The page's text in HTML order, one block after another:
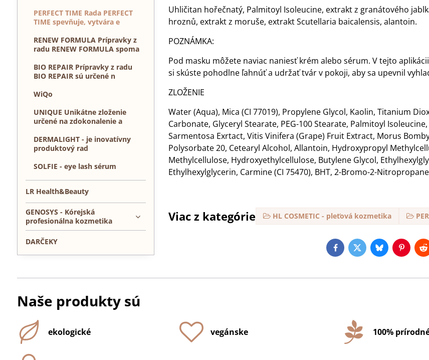
Uhličitan hořečnatý, Palmitoyl Isoleucine, extrakt z granátového
hroznů, extrakt z moruše, extrakt Scutellaria baicalensis, alantoin.
POZNÁMKA:
Pod masku môžete naviac naniesť krém alebo sérum. V tejto
si skúste pohodlne ľahnúť a udržať tvár v pokoji, aby sa upevnil
ZLOŽENIE
Water (Aqua), Mica (CI 77019), Propylene Glycol, Kaolin, Titanium
Carbonate, Glyceryl Stearate, PEG-100 Stearate, Palmitoyl
Sarmentosa Exrtact, Vitis Vinifera (Grape) Fruit Extract, Morus
Polysorbate 20, Cetearyl Alcohol, Allantoin, Hydroxypropyl
Methylcellulose, Hydroxyethylcellulose, Butylene Glycol,
Ethylhexylglycerin, Carmine (CI 75470), BHT, 2-Bromo-2-
Viac z kategórie HL COSMETIC - pleťová kozmetika
FacebookTwitterBluesky
PERFECT TIME Rada PERFECT
TIME spevňuje, vytvára e
RENEW FORMULA Prípravky z
radu RENEW FORMULA spoma
BIO REPAIR Prípravky z radu
BIO REPAIR sú určené n
WiQo
UNIQUE Unikátne zloženie
určené na zdokonalenie a
DERMALIGHT - je inovatívny
produktový rad
SOLFIE - eye lash sérum
LR Health&Beauty
GENOSYS - Kórejská
profesionálna kozmetika
DARČEKY
Naše produkty sú
ekologické vegánske 100%